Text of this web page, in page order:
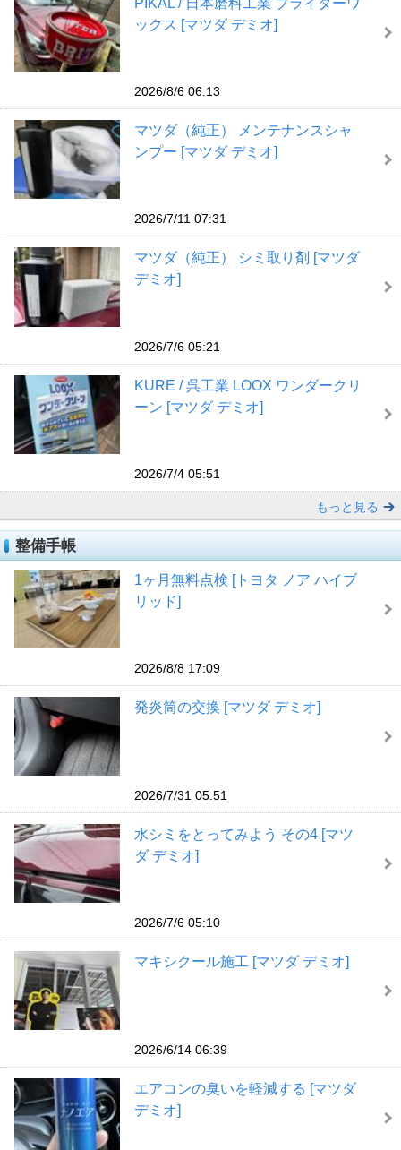
PIKAL / 日本磨料工業 ブライターワ
ックス [マツダ デミオ]
2026/8/6 06:13
マツダ（純正） メンテナンスシャ
ンプー [マツダ デミオ]
2026/7/11 07:31
マツダ（純正） シミ取り剤 [マツダ
デミオ]
2026/7/6 05:21
KURE / 呉工業 LOOX ワンダークリ
ーン [マツダ デミオ]
2026/7/4 05:51
もっと見る
整備手帳
1ヶ月無料点検 [トヨタ ノア ハイブ
リッド]
2026/8/8 17:09
発炎筒の交換 [マツダ デミオ]
2026/7/31 05:51
水シミをとってみよう その4 [マツ
ダ デミオ]
2026/7/6 05:10
マキシクール施工 [マツダ デミオ]
2026/6/14 06:39
エアコンの臭いを軽減する [マツダ
デミオ]